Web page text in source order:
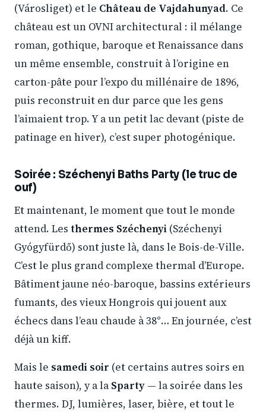
(Városliget) et le Château de Vajdahunyad. Ce
château est un OVNI architectural : il mélange
roman, gothique, baroque et Renaissance dans
un même ensemble, construit à l’origine en
carton-pâte pour l’expo du millénaire de 1896,
puis reconstruit en dur parce que les gens
l’aimaient trop. Y a un petit lac devant (piste de
patinage en hiver), c’est super photogénique.
Soirée : Széchenyi Baths Party (le truc de
ouf)
Et maintenant, le moment que tout le monde
attend. Les thermes Széchenyi (Széchenyi
Gyógyfürdő) sont juste là, dans le Bois-de-Ville.
C’est le plus grand complexe thermal d’Europe.
Bâtiment jaune néo-baroque, bassins extérieurs
fumants, des vieux Hongrois qui jouent aux
échecs dans l’eau chaude à 38°… En journée, c’est
déjà un kiff.
Mais le samedi soir (et certains autres soirs en
haute saison), y a laSparty — la soirée dans les
thermes. DJ, lumières, laser, bière, et tout le